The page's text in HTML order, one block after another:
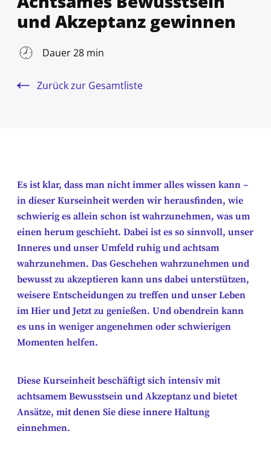
und Akzeptanz gewinnen
Dauer 28 min
Zurück zur Gesamtliste
Es ist klar, dass man nicht immer alles wissen kann –
in dieser Kurseinheit werden wir herausfinden, wie
schwierig es allein schon ist wahrzunehmen, was um
einen herum geschieht. Dabei ist es so sinnvoll, unser
Inneres und unser Umfeld ruhig und achtsam
wahrzunehmen. Das Geschehen wahrzunehmen und
bewusst zu akzeptieren kann uns dabei unterstützen,
weisere Entscheidungen zu treffen und unser Leben
im Hier und Jetzt zu genießen. Und obendrein kann
es uns in weniger angenehmen oder schwierigen
Momenten helfen.
Diese Kurseinheit beschäftigt sich intensiv mit
achtsamem Bewusstsein und Akzeptanz und bietet
Ansätze, mit denen Sie diese innere Haltung
einnehmen.